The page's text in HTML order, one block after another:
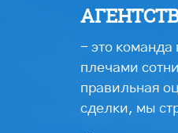
- это команда
плечами
правильная
сделки, мы